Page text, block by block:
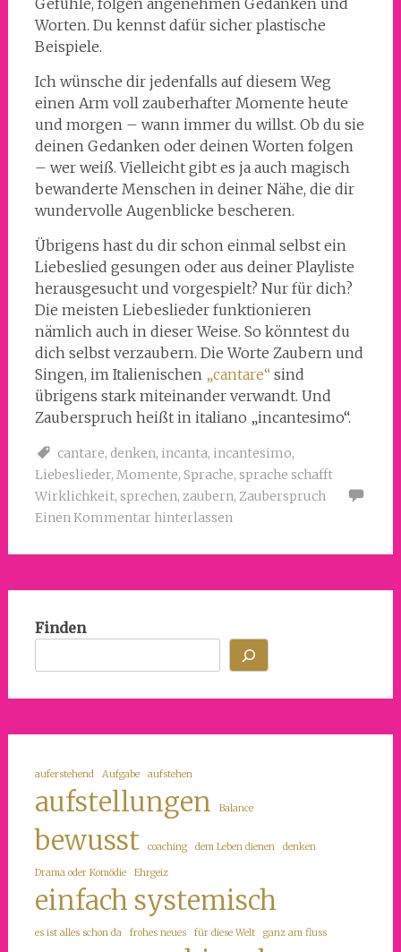
Gefühle, folgen angenehmen Gedanken und
Worten. Du kennst dafür sicher plastische
Beispiele.
Ich wünsche dir jedenfalls auf diesem Weg
einen Arm voll zauberhafter Momente heute
und morgen – wann immer du willst. Ob du sie
deinen Gedanken oder deinen Worten folgen
– wer weiß. Vielleicht gibt es ja auch magisch
bewanderte Menschen in deiner Nähe, die dir
wundervolle Augenblicke bescheren.
Übrigens hast du dir schon einmal selbst ein
Liebeslied gesungen oder aus deiner Playliste
herausgesucht und vorgespielt? Nur für dich?
Die meisten Liebeslieder funktionieren
nämlich auch in dieser Weise. So könntest du
dich selbst verzaubern. Die Worte Zaubern und
Singen, im Italienischen „cantare“ sind
übrigens stark miteinander verwandt. Und
Zauberspruch heißt in italiano „incantesimo“.
cantare, denken, incanta, incantesimo,
Liebeslieder, Momente, Sprache, sprache schafft
Wirklichkeit, sprechen, zaubern, Zauberspruch
Einen Kommentar hinterlassen
Finden
auferstehend Aufgabe aufstehen
aufstellungen Balance
bewusst coaching dem Leben dienen denken
Drama oder Komödie Ehrgeiz
einfach systemisch
es ist alles schon da frohes neues für diese Welt ganz am fluss